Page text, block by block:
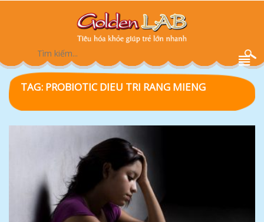
TAG: PROBIOTIC DIEU TRI RANG MIENG